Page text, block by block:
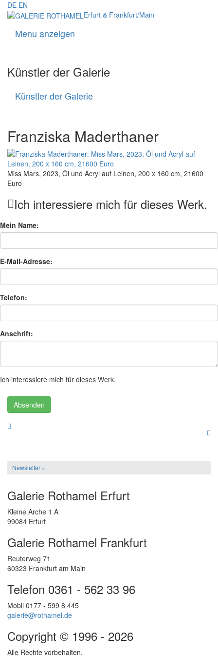
DE EN
Erfurt & Frankfurt/Main
Menu anzeigen
Künstler der Galerie
Künstler der Galerie
Franziska Maderthaner
Miss Mars, 2023, Öl und Acryl auf Leinen, 200 x 160 cm, 21600
Euro
Ich interessiere mich für dieses Werk.
Mein Name:
E-Mail-Adresse:
Telefon:
Anschrift:
Ich interessiere mich für dieses Werk.
Absenden
Newsletter »
Galerie Rothamel Erfurt
Kleine Arche 1 A
99084 Erfurt
Galerie Rothamel Frankfurt
Reuterweg 71
60323 Frankfurt am Main
Telefon 0361 - 562 33 96
Mobil 0177 - 599 8 445
galerie@rothamel.de
Copyright © 1996 - 2026
Alle Rechte vorbehalten.